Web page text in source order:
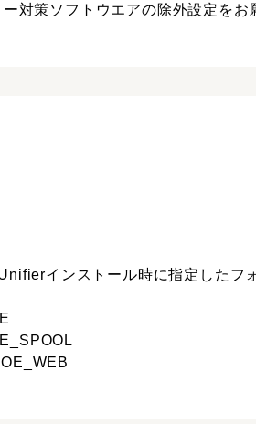
対策ソフトウエアの除外設定をお
インストール時に指定したフ